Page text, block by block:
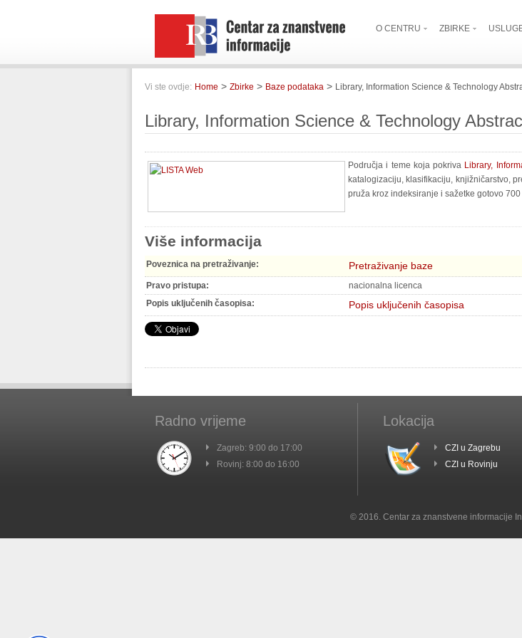
O CENTRU ZBIRKE
Vi ste ovdje: Home > Zbirke > Baze podataka > Library, Information Science & Technology
Library, Information Science & Technology
Područja i teme koja pokriva Library,
katalogizaciju, klasifikaciju, knjižničarstvo,
pruža kroz indeksiranje i sažetke gotovo
Više informacija
Poveznica na pretraživanje: Pretraživanje baze
Pravo pristupa:
nacionalna licenca
Popis uključenih časopisa:
Popis uključenih časopisa
Radno vrijeme
Zagreb: 9:00 do 17:00
Rovinj: 8:00 do 16:00
Lokacija
CZI u Zagrebu
CZI u Rovinju
© 2016. Centar za znanstvene informacije